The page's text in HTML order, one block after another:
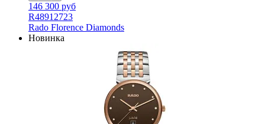
146 300 руб
R48912723
Rado Florence Diamonds
Новинка